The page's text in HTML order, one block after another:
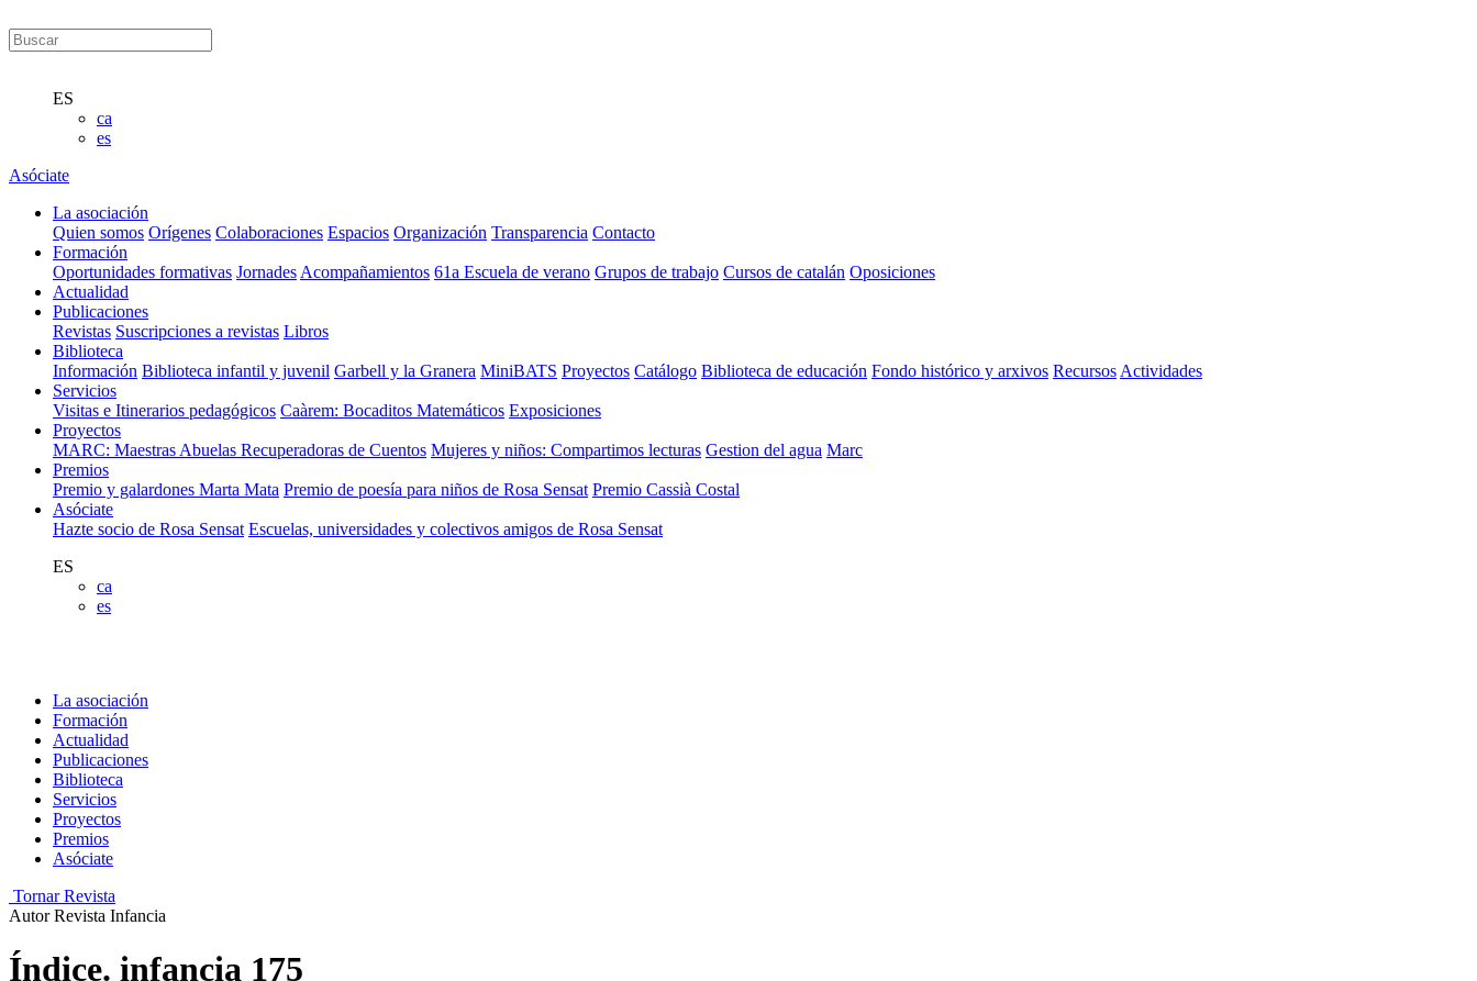
ES
ca
es
Asóciate
La asociación
Quien somos Orígenes Colaboraciones Espacios Organización Transparencia Contacto
Formación
Oportunidades formativas Jornades Acompañamientos 61a Escuela de verano Grupos de trabajo Cursos de catalán Oposiciones
Actualidad
Publicaciones
Revistas Suscripciones a revistas Libros
Biblioteca
Información Biblioteca infantil y juvenil Garbell y la Granera MiniBATS Proyectos Catálogo Biblioteca de educación Fondo histórico y arxivos Recursos Actividades
Servicios
Visitas e Itinerarios pedagógicos Caàrem: Bocaditos Matemáticos Exposiciones
Proyectos
MARC: Maestras Abuelas Recuperadoras de Cuentos Mujeres y niños: Compartimos lecturas Gestion del agua Marc
Premios
Premio y galardones Marta Mata Premio de poesía para niños de Rosa Sensat Premio Cassià Costal
Asóciate
Hazte socio de Rosa Sensat Escuelas, universidades y colectivos amigos de Rosa Sensat
ES
ca
es
La asociación
Formación
Actualidad
Publicaciones
Biblioteca
Servicios
Proyectos
Premios
Asóciate
Tornar Revista
Autor Revista Infancia
Índice. infancia 175